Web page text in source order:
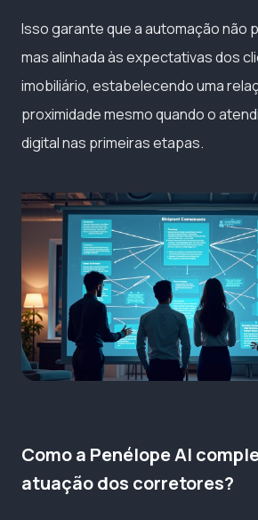
Isso garante que a automação não
mas alinhada às expectativas dos
imobiliário, estabelecendo uma
proximidade mesmo quando o
digital nas primeiras etapas.
Como a Penélope AI
atuação dos corretores?